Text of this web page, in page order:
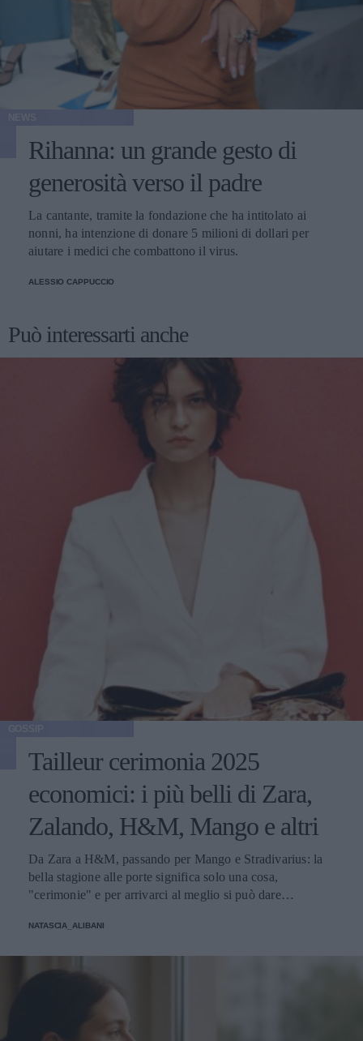
Rihanna: un grande gesto di
generosità verso il padre
La cantante, tramite la fondazione che ha intitolato ai
nonni, ha intenzione di donare 5 milioni di dollari per
aiutare i medici che combattono il virus.
ALESSIO CAPPUCCIO
Può interessarti anche
Tailleur cerimonia 2025
economici: i più belli di Zara,
Zalando, H&M, Mango e altri
Da Zara a H&M, passando per Mango e Stradivarius: la
bella stagione alle porte significa solo una cosa,
"cerimonie" e per arrivarci al meglio si può dare
NATASCIA_ALIBANI